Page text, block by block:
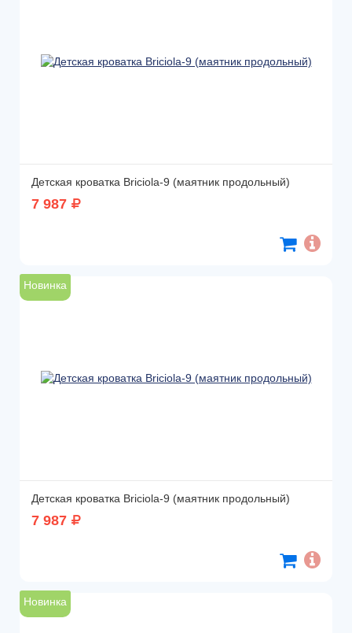
Детская кроватка Briciola-9 (маятник продольный)
7 987
Новинка
Детская кроватка Briciola-9 (маятник продольный)
7 987
Новинка